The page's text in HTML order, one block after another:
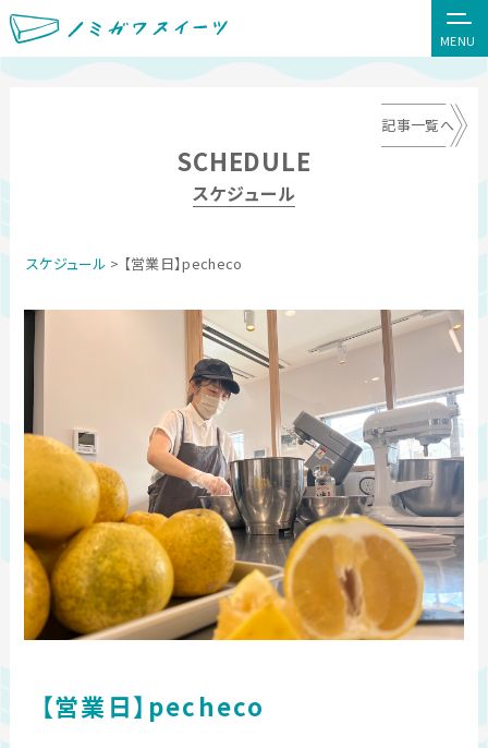
MENU
SCHEDULE
スケジュール
記事一覧へ
スケジュール > 【営業日】pecheco
【営業日】pecheco